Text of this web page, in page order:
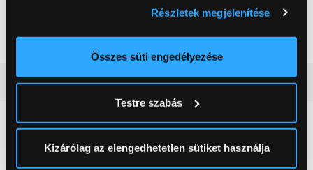
elhelyezkedéséről pár méteres pontossággal
Az Ön készülékén beazonosítása annak konkrét
módjairól és adja meg preferenciáit aRészletek
pontban. Bármikor módosíthatja vagy visszavonhatja a
Sütinyilatkozathoz való hozzájárulását.
Részletek megjelenítése
Összes süti engedélyezése
Testre szabás
Kizárólag az elengedhetetlen sütiket használja
kombinált hűtőszekrény
Vásárlói vélemények(0)